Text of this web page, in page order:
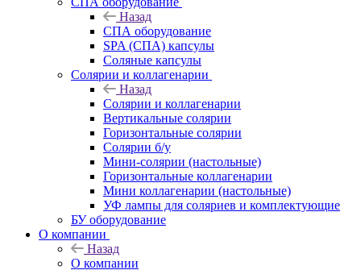
Назад
СПА оборудование
SPA (СПА) капсулы
Соляные капсулы
Солярии и коллагенарии
Назад
Солярии и коллагенарии
Вертикальные солярии
Горизонтальные солярии
Солярии б/у
Мини-солярии (настольные)
Горизонтальные коллагенарии
Мини коллагенарии (настольные)
УФ лампы для соляриев и комплектующие
БУ оборудование
О компании
Назад
О компании